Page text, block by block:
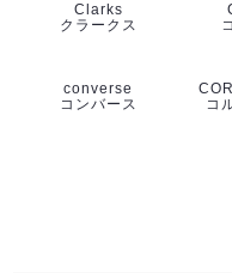
Clarks
クラークス
converse
コンバース
コ